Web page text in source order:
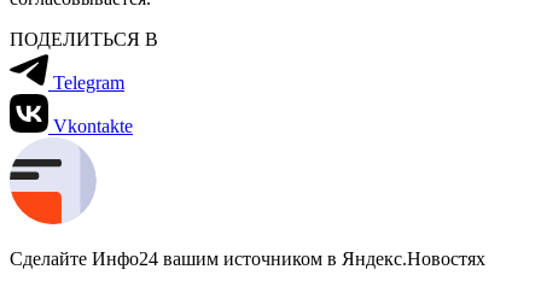
ПОДЕЛИТЬСЯ В
Telegram
Vkontakte
Сделайте Инфо24 вашим источником в Яндекс.Новостях